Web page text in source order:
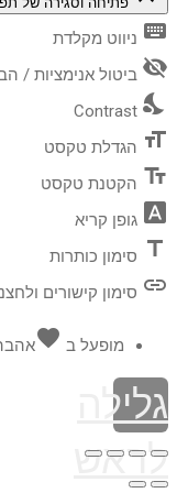
keyboard ניווט מקלדת
visibility_off ביטול אנימציות /
nights_stay
Contrast
format_size הגדלת טקסט
text_fields הקטנת טקסט
font_download גופן קריא
title סימון כותרות
link סימון קישורים
מופעל ב favorite
גלילה
לראש